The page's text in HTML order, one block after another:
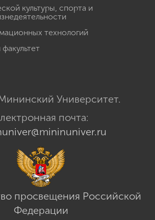
культуры, спорта и
технологий
Университет.
почта:
просвещения Российской
Федерации